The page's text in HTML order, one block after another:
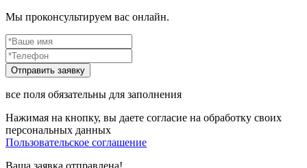
Мы проконсультируем вас онлайн.
все поля обязательны для заполнения
Нажимая на кнопку, вы даете согласие на обработку своих
персональных данных
Пользовательское соглашение
Ваша заявка отправлена!